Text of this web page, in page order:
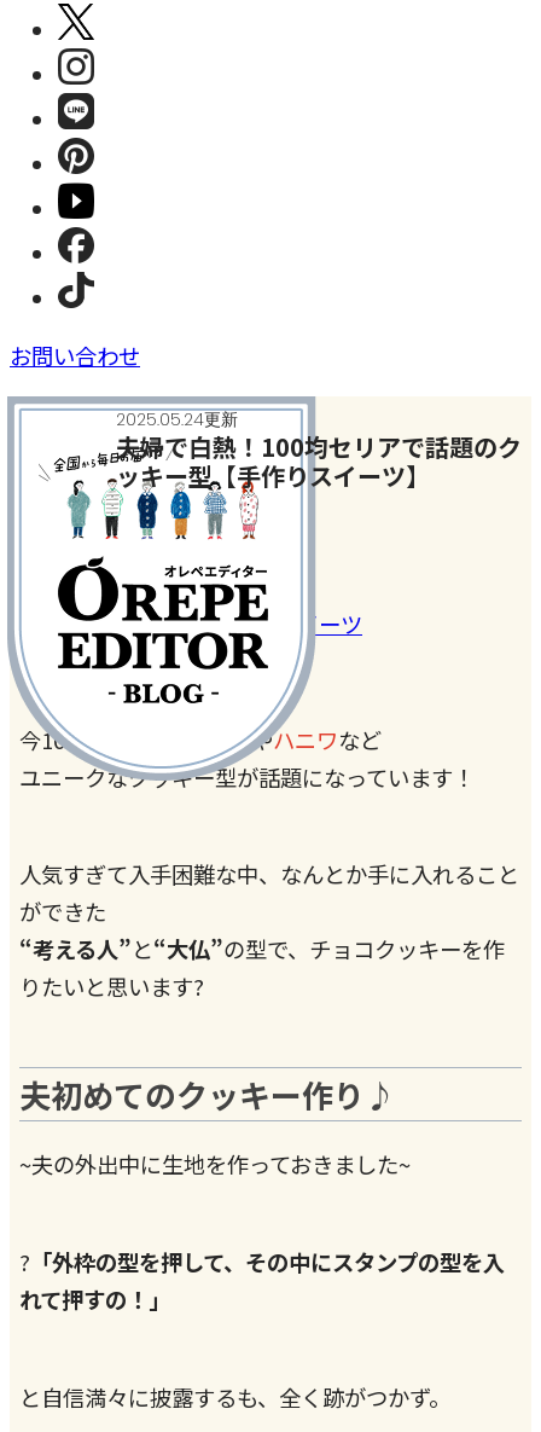
お問い合わせ
2025.05.24更新
夫婦で白熱！100均セリアで話題のク
ッキー型【手作りスイーツ】
今月のテーマ
#100均アイテム#お菓子・スイーツ
今100均 臓器やハニワなど
ユニークなクッキー型が話題になっています！
人気すぎて入手困難な中、なんとか手に入れること
ができた
“考える人”と“大仏”の型で、チョコクッキーを作
りたいと思います?
夫初めてのクッキー作り♪
~夫の外出中に生地を作っておきました~
? 「外枠の型を押して、その中にスタンプの型を入
れて押すの！」
と自信満々に披露するも、全く跡がつかず。